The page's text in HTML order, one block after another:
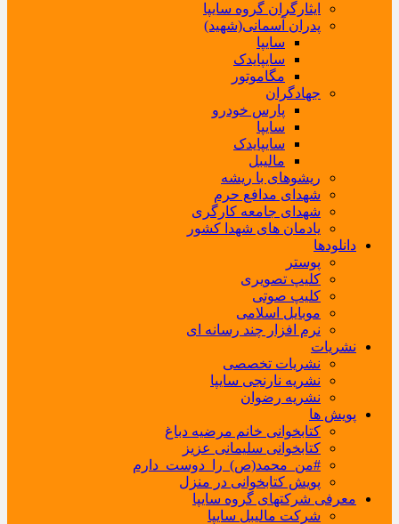
ایثارگران گروه سایپا
پدران آسمانی(شهید)
سایپا
سایپایدک
مگاموتور
جهادگران
پارس خودرو
سایپا
سایپایدک
مالیبل
ریشوهای با ریشه
شهدای مدافع حرم
شهدای جامعه کارگری
یادمان های شهدا کشور
دانلودها
پوستر
کلیپ تصویری
کلیپ صوتی
موبایل اسلامی
نرم افزار چند رسانه ای
نشریات
نشریات تخصصی
نشریه نارنجی سایپا
نشریه رضوان
پویش ها
کتابخوانی خانم مرضیه دباغ
کتابخوانی سلیمانی عزیز
#من_محمد(ص)_را_دوست_دارم
پویش کتابخوانی در منزل
معرفی شرکتهای گروه سایپا
شرکت مالیبل سایپا